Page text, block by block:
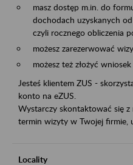
masz dostęp m.in. do
dochodach uzyskanych
czyli rocznego obliczenia
możesz zarezerwować
możesz też złożyć
Jesteś klientem ZUS -
konto na eZUS.
Wystarczy skontaktować się
termin wizyty w Twojej firmie,
Locality